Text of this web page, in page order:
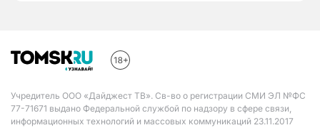
Учредитель ООО «Дайджест ТВ». Св-во о регистрации СМИ ЭЛ №ФС
77-71671 выдано Федеральной службой по надзору в сфере связи,
информационных технологий и массовых коммуникаций 23.11.2017